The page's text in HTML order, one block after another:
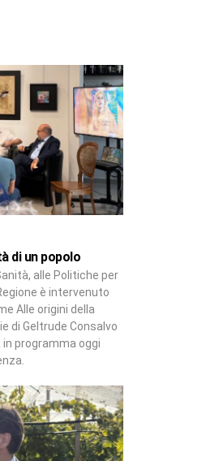
di un popolo
alle Politiche per
è intervenuto
Alle origini della
di Geltrude Consalvo
programma oggi